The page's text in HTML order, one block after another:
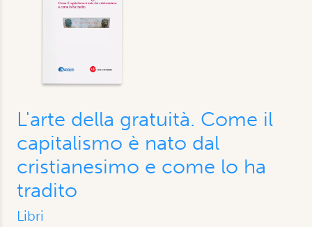
L'arte della gratuità. Come il
capitalismo è nato dal
cristianesimo e come lo ha
tradito
Libri